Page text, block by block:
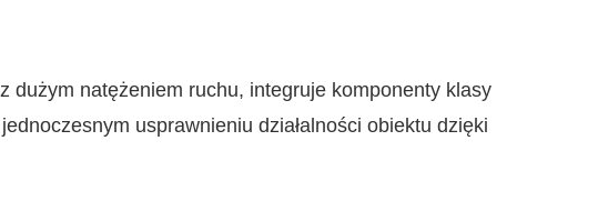
dużym natężeniem ruchu, integruje komponenty klasy
usprawnieniu działalności obiektu dzięki